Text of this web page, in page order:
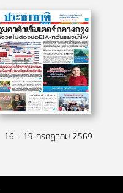
16 - 19 กรกฏาคม 2569